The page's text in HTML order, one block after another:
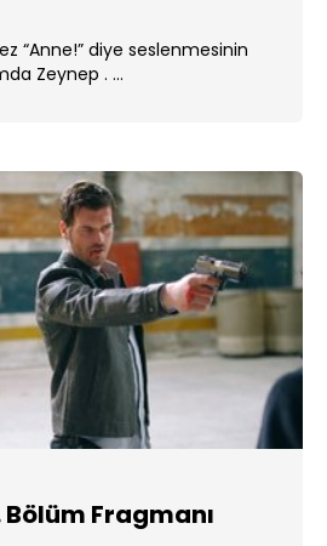
“Anne!” diye seslenmesinin
Zeynep . ...
Fragmanı